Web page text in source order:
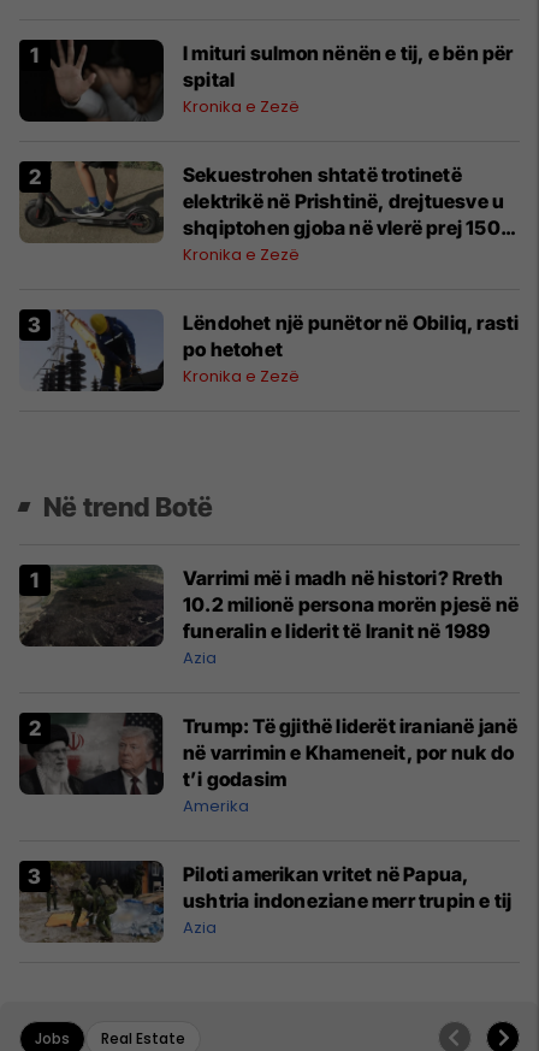
​I mituri sulmon nënën e tij, e bën për
spital
Kronika e Zezë
Sekuestrohen shtatë trotinetë
elektrikë në Prishtinë, drejtuesve u
shqiptohen gjoba në vlerë prej 150
eurosh
Kronika e Zezë
Lëndohet një punëtor në Obiliq, rasti
po hetohet
Kronika e Zezë
Në trend Botë
Varrimi më i madh në histori? Rreth
10.2 milionë persona morën pjesë në
funeralin e liderit të Iranit në 1989
Azia
Trump: Të gjithë liderët iranianë janë
në varrimin e Khameneit, por nuk do
t’i godasim
Amerika
Piloti amerikan vritet në Papua,
ushtria indoneziane merr trupin e tij
Azia
Jobs Real Estate